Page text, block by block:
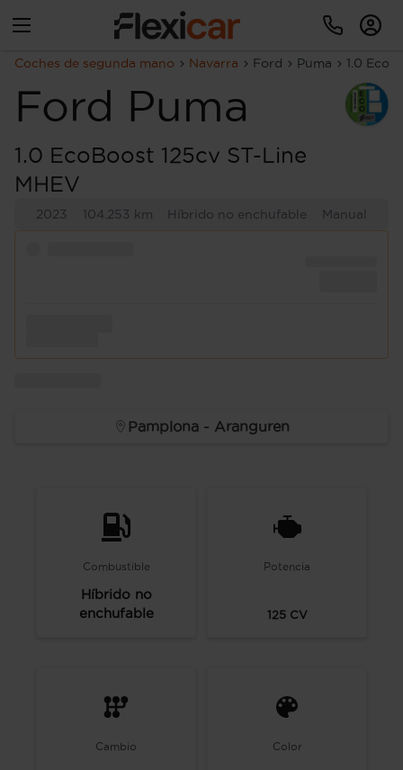
Coches de segunda mano Navarra Ford Puma 1.0
Ford Puma
1.0 EcoBoost 125cv ST-Line
MHEV
2023 104.253 km Híbrido no enchufable Manual
Pamplona - Aranguren
Combustible
Híbrido no
enchufable
Potencia
125CV
Cambio Color